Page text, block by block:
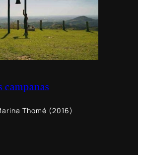
campanas
Thomé (2016)